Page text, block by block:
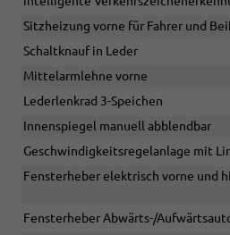
Sitzheizung vorne für Fahrer und
Schaltknauf in Leder
Mittelarmlehne vorne
Lederlenkrad 3-Speichen
Innenspiegel manuell abblendbar
Geschwindigkeitsregelanlage mit
Fensterheber elektrisch vorne und
Fensterheber Abwärts-/